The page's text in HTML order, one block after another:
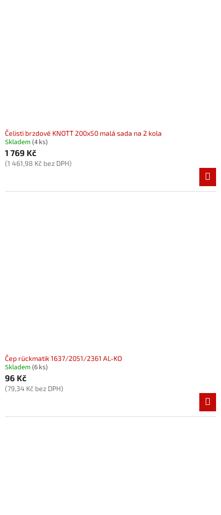
Čelisti brzdové KNOTT 200x50 malá sada na 2 kola
Skladem (4 ks)
1 769 Kč
(1 461,98 Kč bez DPH)
Čep rückmatik 1637/2051/2361 AL-KO
Skladem (6 ks)
96 Kč
(79,34 Kč bez DPH)